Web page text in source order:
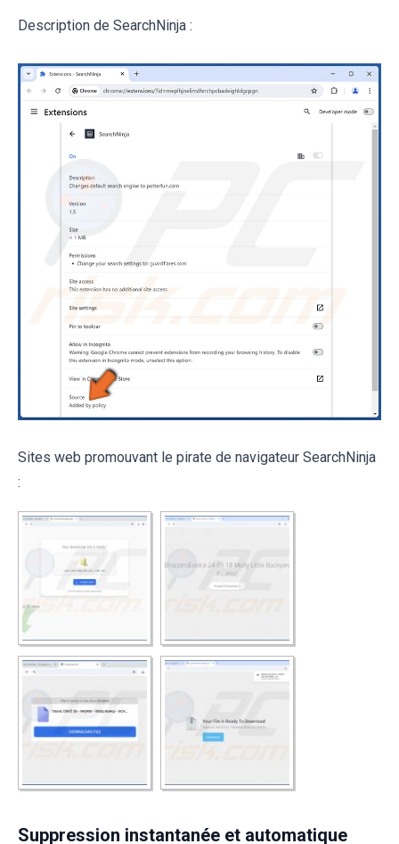
Description de SearchNinja :
Sites web promouvant le pirate de navigateur SearchNinja
:
Suppression instantanée et automatique